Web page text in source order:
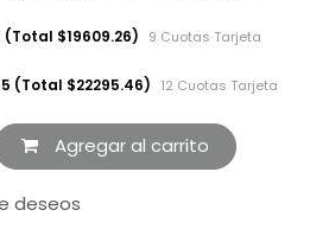
(Total $19609.26)
9 Cuotas Tarjeta
(Total $22295.46)
12 Cuotas Tarjeta
Agregar al carrito
deseos